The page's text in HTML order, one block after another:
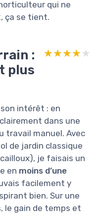
qui ne
ça se tient.
:
plus
★★★★★
★★★★★
intérêt : en
dans une
travail manuel. Avec
de jardin classique
je faisais un
en moins d’une
facilement y
bien. Sur une
le gain de temps et